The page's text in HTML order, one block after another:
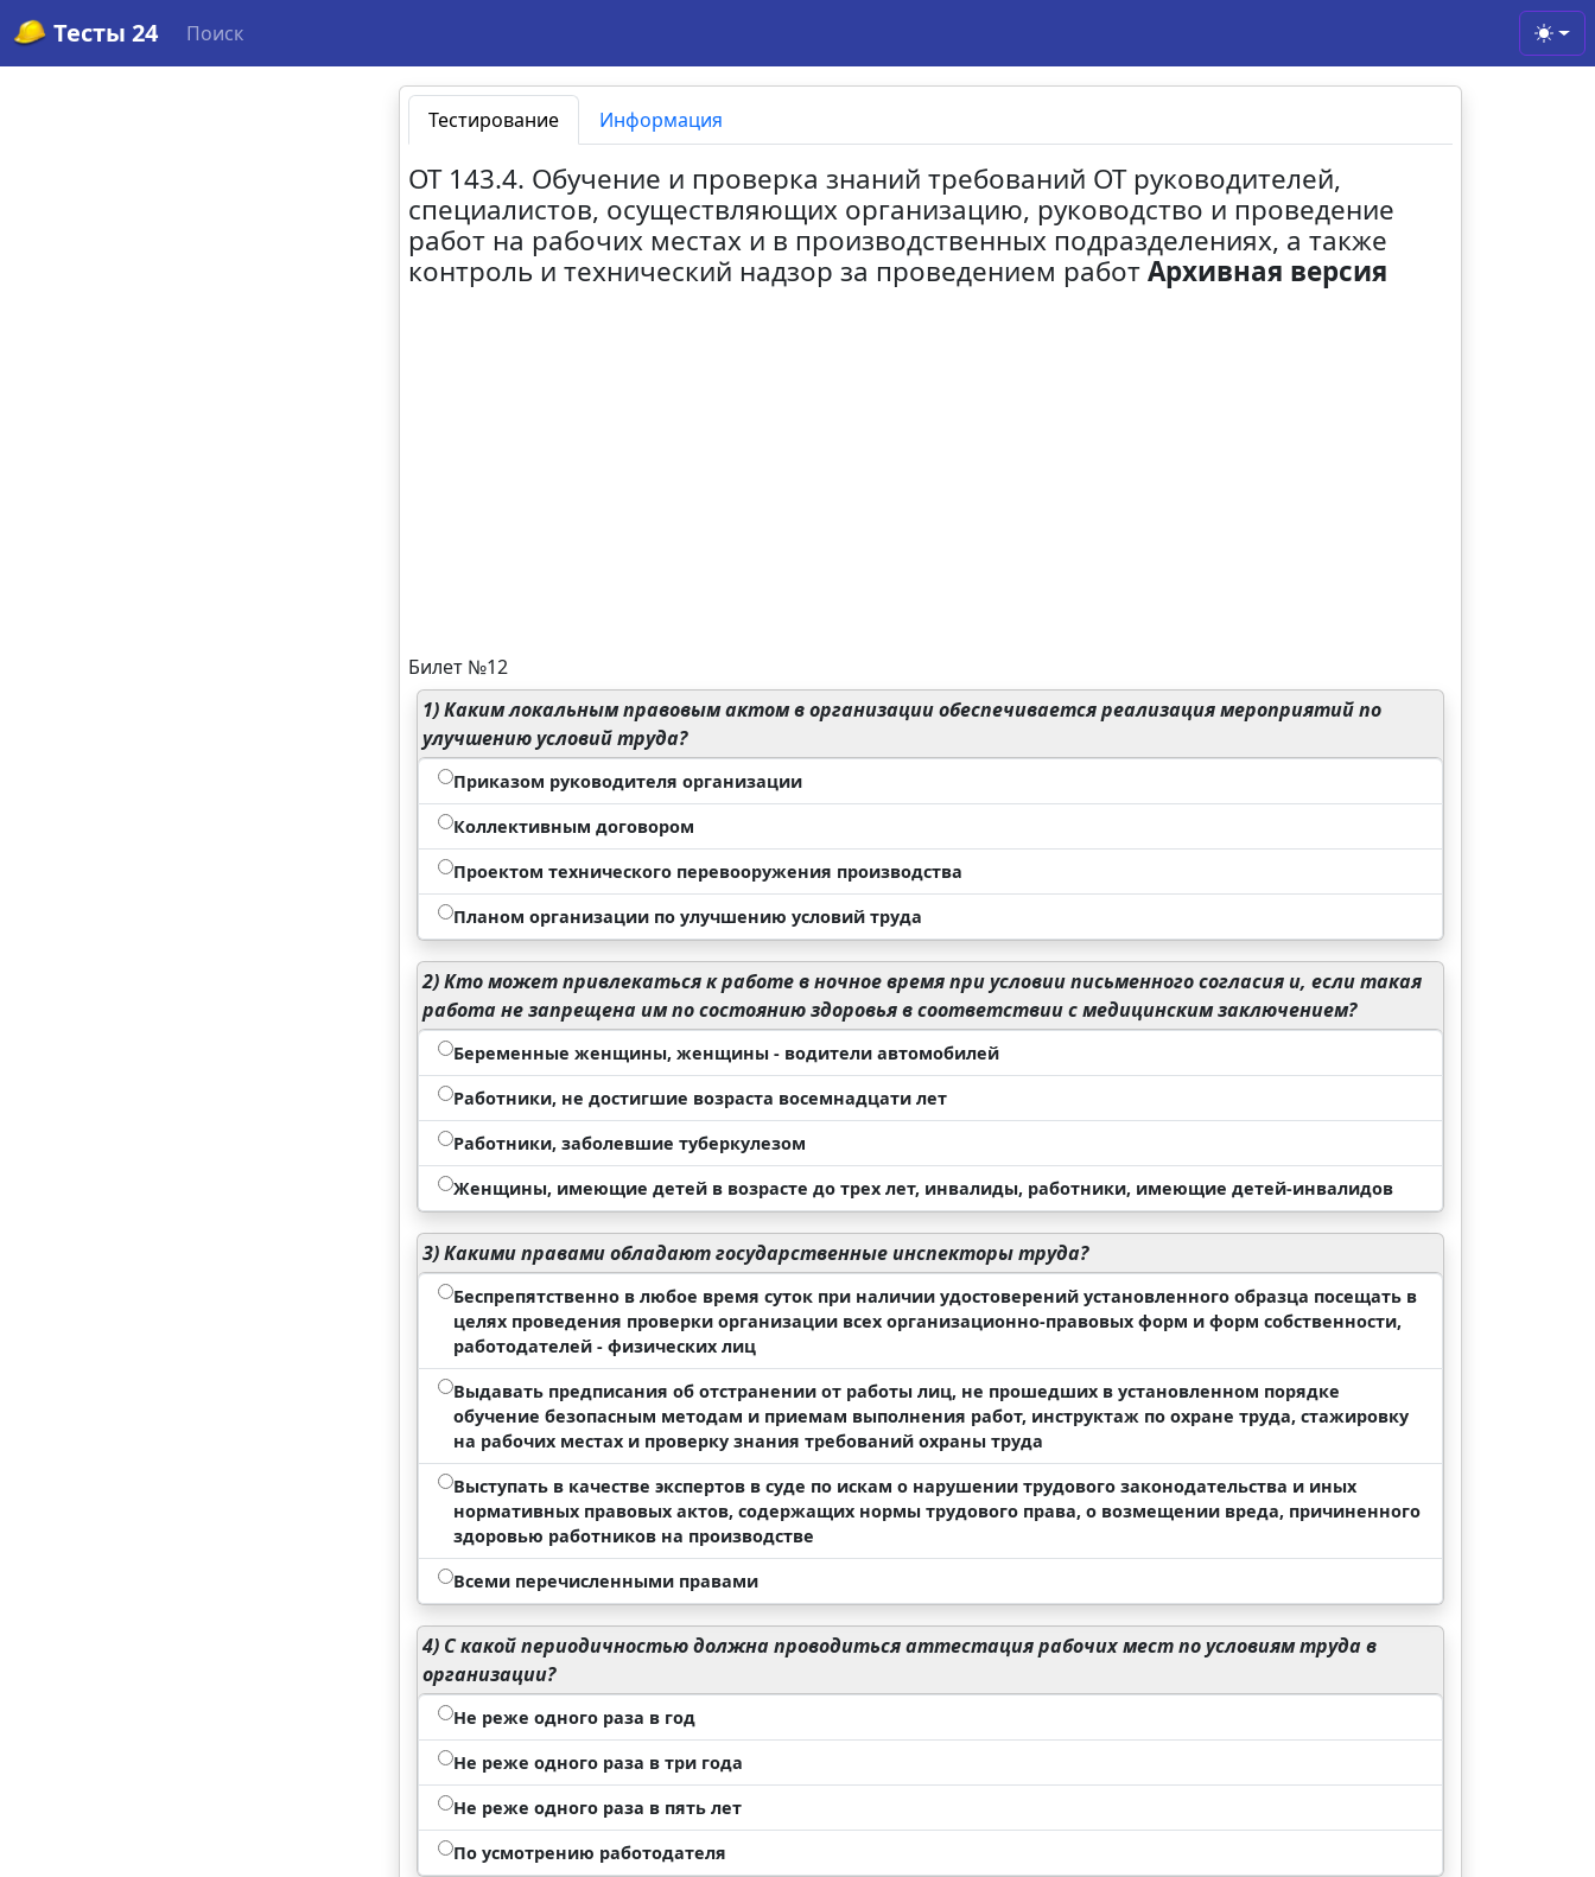
Тесты 24 Поиск
Тестирование Информация
ОТ 143.4. Обучение и проверка знаний требований ОТ руководителей,
специалистов, осуществляющих организацию, руководство и проведение
работ на рабочих местах и в производственных подразделениях, а также
контроль и технический надзор за проведением работАрхивная версия
Билет №12
1)Каким локальным правовым актом в организации обеспечивается реализация мероприятий по
улучшению условий труда?
Приказом руководителя организации
Коллективным договором
Проектом технического перевооружения производства
Планом организации по улучшению условий труда
2)Кто может привлекаться к работе в ночное время при условии письменного согласия и, если такая
работа не запрещена им по состоянию здоровья в соответствии с медицинским заключением?
Беременные женщины, женщины - водители автомобилей
Работники, не достигшие возраста восемнадцати лет
Работники, заболевшие туберкулезом
Женщины, имеющие детей в возрасте до трех лет, инвалиды, работники, имеющие детей-инвалидов
3)Какими правами обладают государственные инспекторы труда?
Беспрепятственно в любое время суток при наличии удостоверений установленного образца посещать в
целях проведения проверки организации всех организационно-правовых форм и форм собственности,
работодателей - физических лиц
Выдавать предписания об отстранении от работы лиц, не прошедших в установленном порядке
обучение безопасным методам и приемам выполнения работ, инструктаж по охране труда, стажировку
на рабочих местах и проверку знания требований охраны труда
Выступать в качестве экспертов в суде по искам о нарушении трудового законодательства и иных
нормативных правовых актов, содержащих нормы трудового права, о возмещении вреда, причиненного
здоровью работников на производстве
Всеми перечисленными правами
4) С какой периодичностью должна проводиться аттестация рабочих мест по условиям труда в
организации?
Не реже одного раза в год
Не реже одного раза в три года
Не реже одного раза в пять лет
По усмотрению работодателя